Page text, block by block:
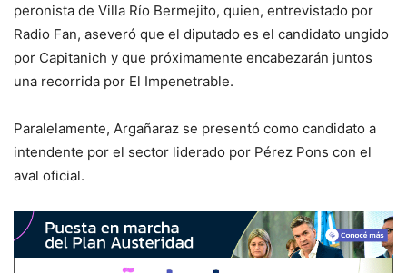
peronista de Villa Río Bermejito, quien, entrevistado por
Radio Fan, aseveró que el diputado es el candidato ungido
por Capitanich y que próximamente encabezarán juntos
una recorrida por El Impenetrable.
Paralelamente, Argañaraz se presentó como candidato a
intendente por el sector liderado por Pérez Pons con el
aval oficial.